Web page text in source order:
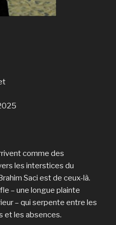
comme des
les interstices du
Saci est de ceux-là.
– une longue plainte
– qui serpente entre les
et les absences.